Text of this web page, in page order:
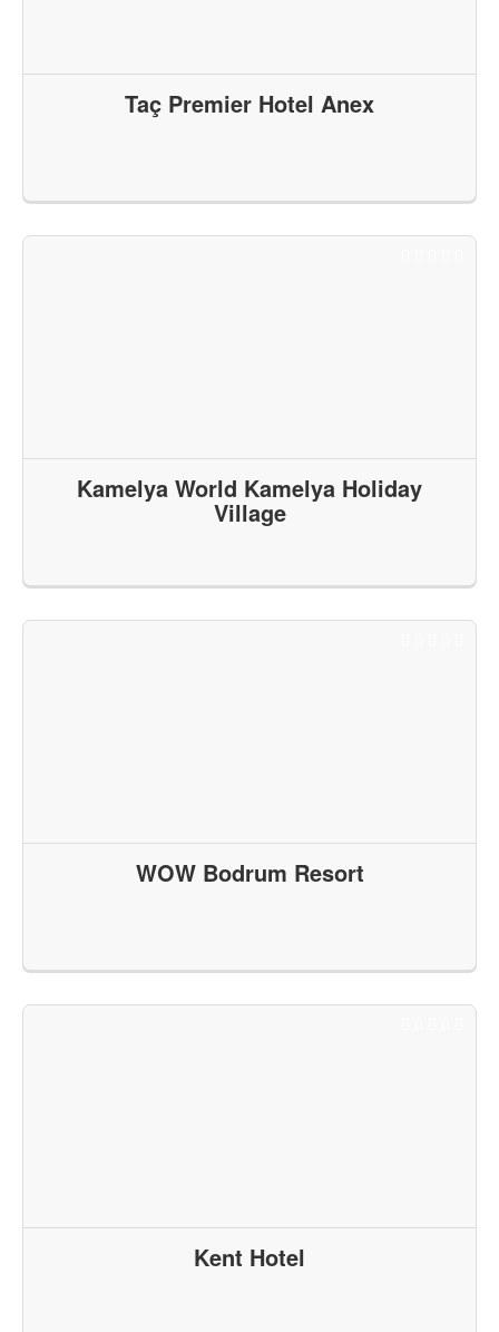
Taç Premier Hotel Anex
Kamelya World Kamelya Holiday
Village
WOW Bodrum Resort
Kent Hotel